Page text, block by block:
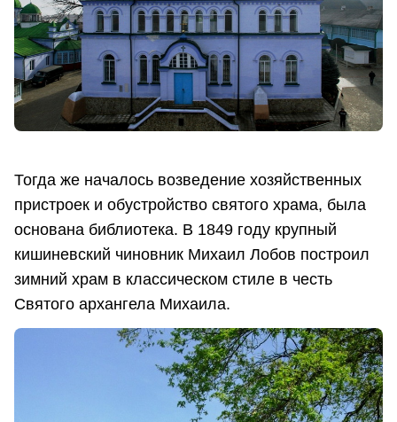
Тогда же началось возведение хозяйственных
пристроек и обустройство святого храма, была
основана библиотека. В 1849 году крупный
кишиневский чиновник Михаил Лобов построил
зимний храм в классическом стиле в честь
Святого архангела Михаила.